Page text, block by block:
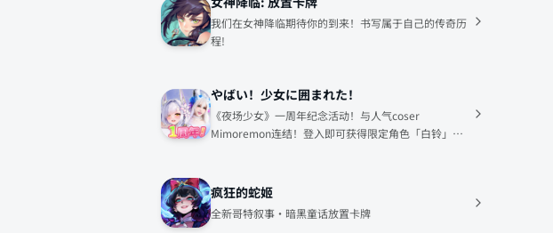
我们在女神降临期待你的到来！书写属于自己的传奇历
程!
やばい！少女に囲まれた！
《夜场少女》一周年纪念活动！与人气coser
Mimoremon连结！登入即可获得限定角色「白铃」、
疯狂的蛇姬
全新哥特叙事·暗黑童话放置卡牌